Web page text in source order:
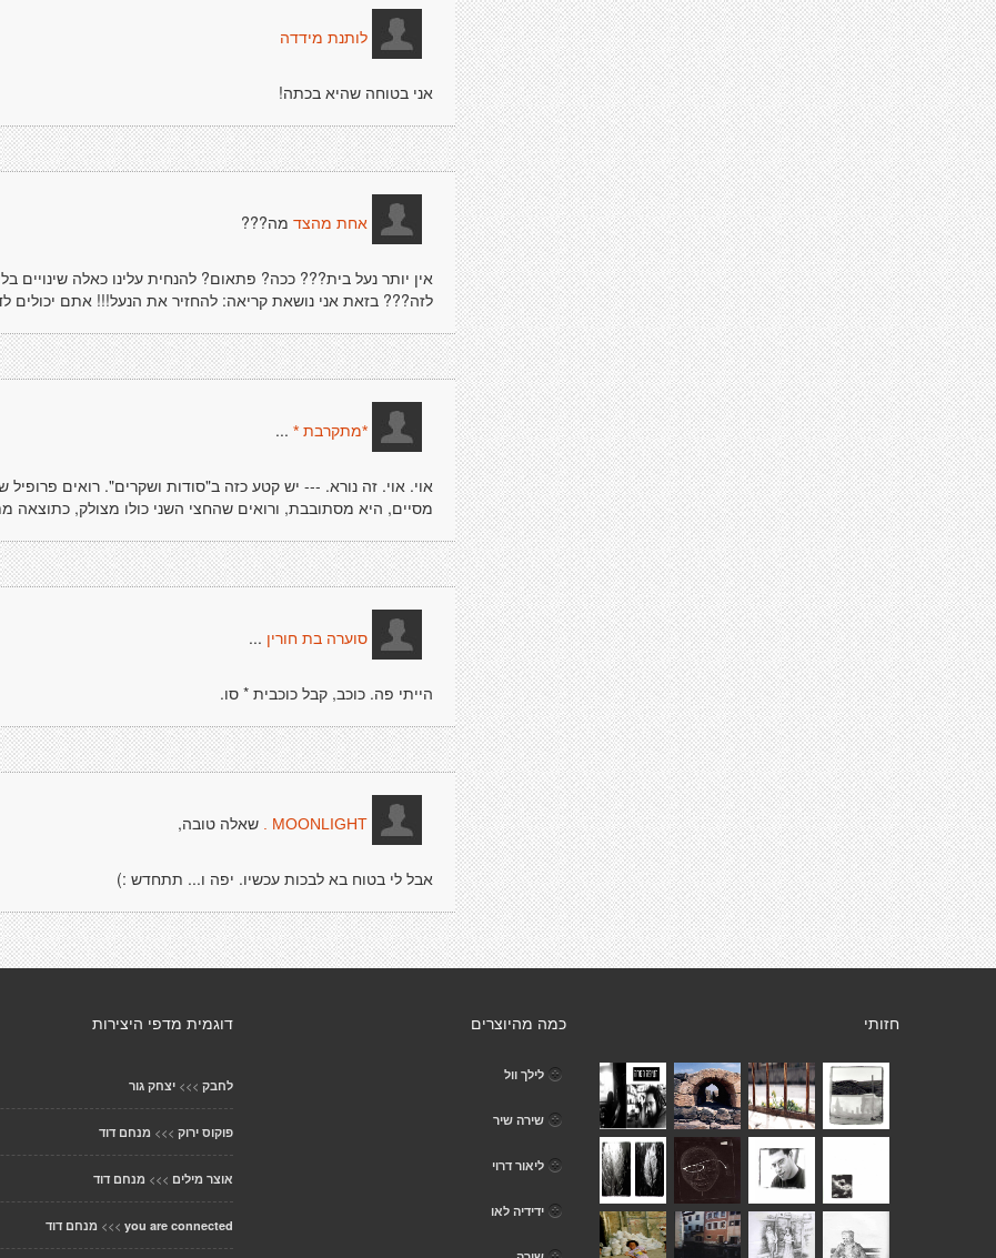
לותנת מידדה
אני בטוחה שהיא בכתה!
אחת מהצד מה???
אין יותר נעל בית??? ככה? פתאום? להנחית עלינו כאלה שינויים
לזה??? בזאת אני נושאת קריאה: להחזיר את הנעל!!! אתם יכולים
*מתקרבת * ...
אוי. אוי. זה נורא. --- יש קטע כזה ב"סודות ושקרים". רואים
מסיים, היא מסתובבת, ורואים שהחצי השני כולו מצולק, כתוצאה
סוערה בת חורין ...
הייתי פה. כוכב, קבל כוכבית * סו.
MOONLIGHT . שאלה טובה,
אבל לי בטוח בא לבכות עכשיו. יפה ו... תתחדש :)
דוגמית מדפי היצירות
לחבק >>> יצחק גור
פוקוס ירוק >>> מנחם דוד
אוצר מילים >>> מנחם דוד
you are connected
>>> מנחם דוד
כמה מהיוצרים
לילך וול
שירה שיר
ליאור דרוי
ידידיה לאו
חזותי